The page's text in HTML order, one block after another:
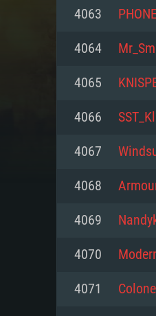
Minimum
Minimum
Minimum
4063
4064
4065
4066
4067
4068
4069
4070
4071